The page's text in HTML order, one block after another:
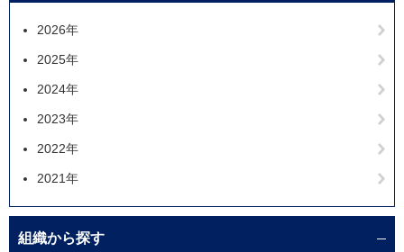
2026年
2025年
2024年
2023年
2022年
2021年
組織から探す